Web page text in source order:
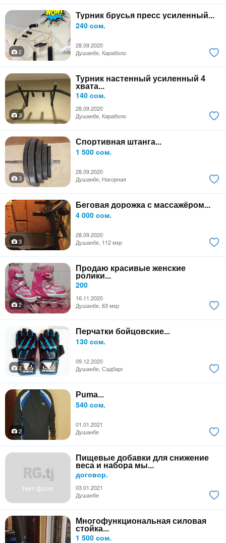
Турник брусья пресс усиленный...
240 сом.
28.09.2020
2
Душанбе, Караболо
Турник настенный усиленный 4
хвата...
140 сом.
28.09.2020
3
Душанбе, Караболо
Спортивная штанга...
1 500 сом.
28.09.2020
3
Душанбе, Нагорная
Беговая дорожка с массажёром...
4 000 сом.
28.09.2020
3
Душанбе, 112 мкр
Продаю красивые женские
ролики...
200
16.11.2020
2
Душанбе, 63 мкр
Перчатки бойцовские...
130 сом.
09.12.2020
2
Душанбе, Садбарг
Puma...
540 сом.
01.01.2021
2
Душанбе
Нет фото
Пищевые добавки для снижение
веса и набора мы...
договор.
03.01.2021
Душанбе
Многофункциональная силовая
стойка...
1 500 сом.